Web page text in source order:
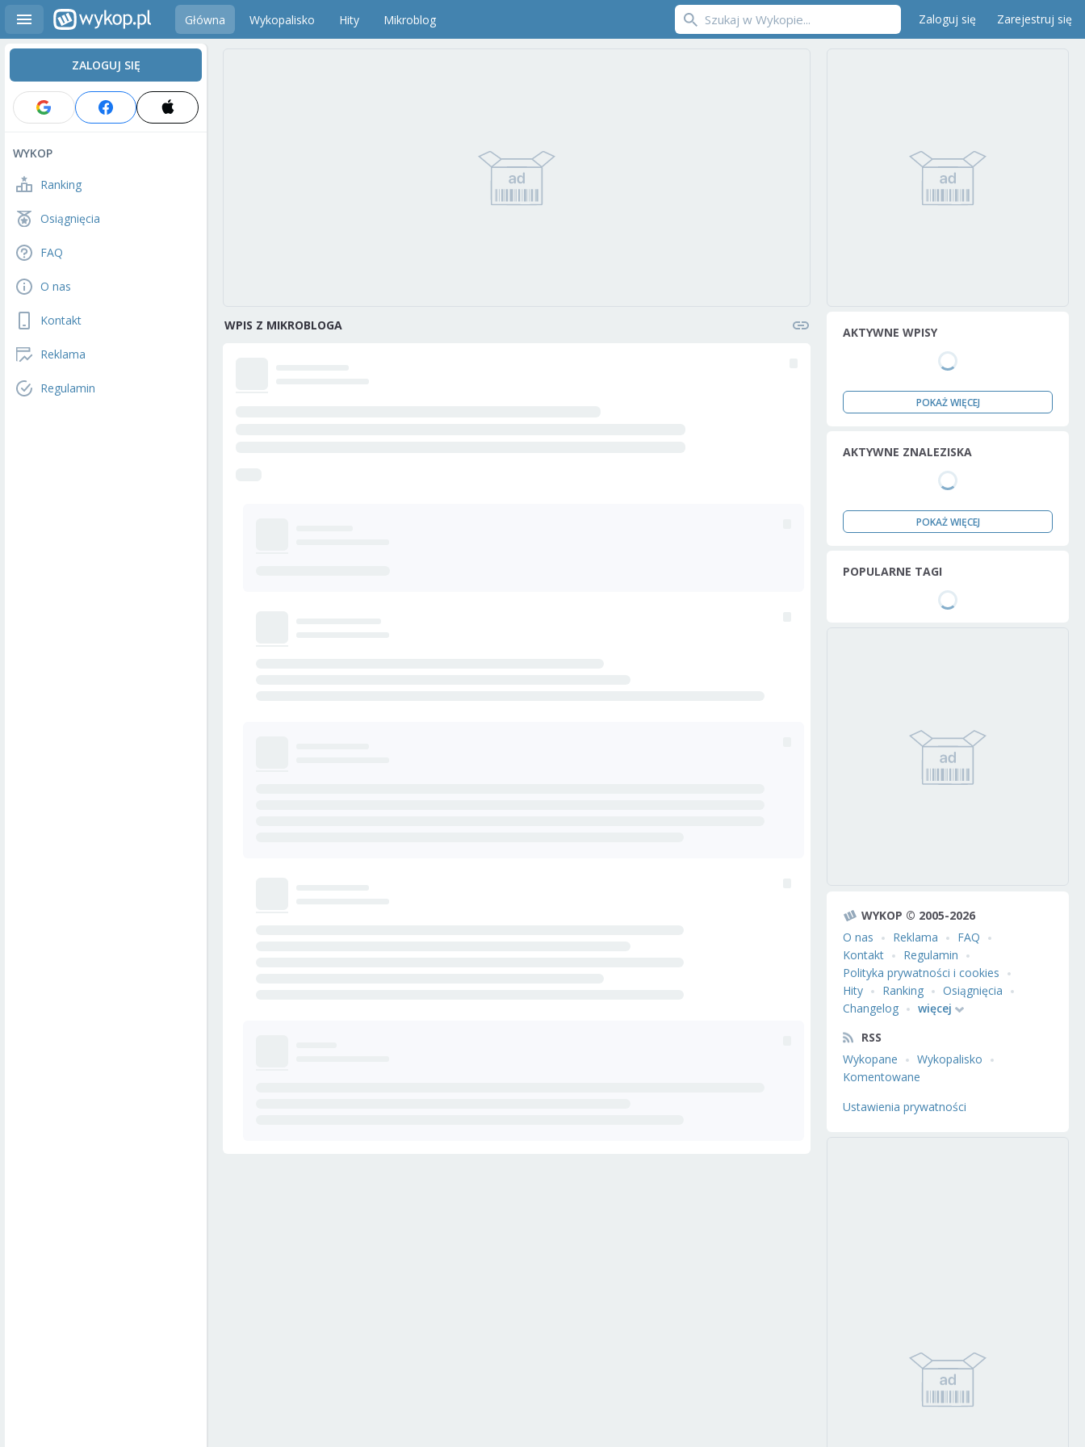
Główna Wykopalisko Hity Mikroblog Zaloguj się Zarejestruj się
ZALOGUJ SIĘ
WYKOP
Ranking
Osiągnięcia
FAQ
O nas
Kontakt
Reklama
Regulamin
WPIS Z MIKROBLOGA AKTYWNE WPISY
POKAŻ WIĘCEJ
AKTYWNE ZNALEZISKA
POKAŻ WIĘCEJ
POPULARNE TAGI
WYKOP © 2005-2026
O nas
Reklama
FAQ
Kontakt
Regulamin
Polityka prywatności i cookies
Hity
Ranking
Osiągnięcia
Changelog
więcej
RSS
Wykopane
Wykopalisko
Komentowane
Ustawienia prywatności